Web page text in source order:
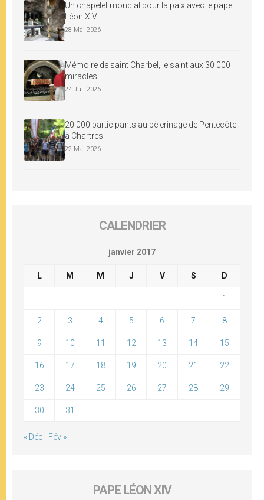
Un chapelet mondial pour la paix avec le pape
Léon XIV
28 Mai 2026
Mémoire de saint Charbel, le saint aux 30 000
miracles
24 Juil 2026
20 000 participants au pèlerinage de Pentecôte
à Chartres
22 Mai 2026
CALENDRIER
janvier 2017
L M M J V S D
1
2 3 4 5 6 7 8
9 10 11 12 13 14 15
16 17 18 19 20 21 22
23 24 25 26 27 28 29
30 31
« Déc Fév »
PAPE LÉON XIV